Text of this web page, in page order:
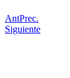
AntPrec.
Siguiente